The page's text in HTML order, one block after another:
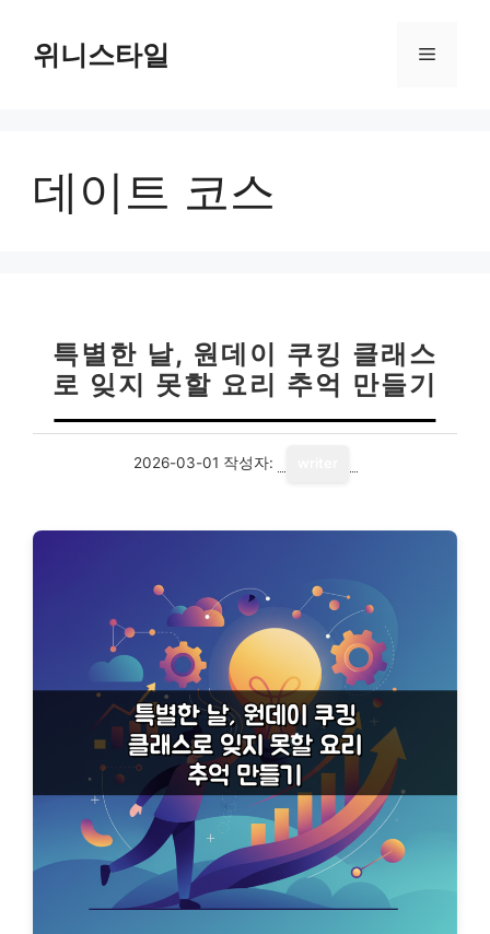
위니스타일 메
데이트 코스
특별한 날, 원데이 쿠킹 클래스
로 잊지 못할 요리 추억 만들기
2026-03-01 작성자: